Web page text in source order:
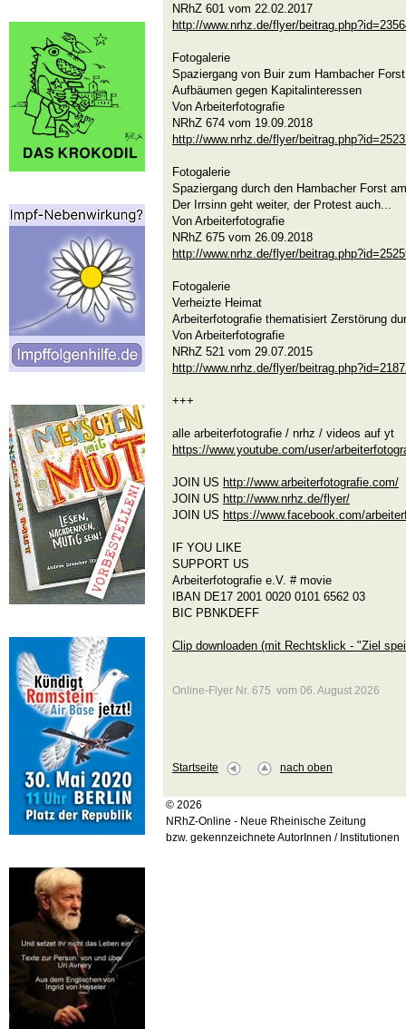
NRhZ 601 vom 22.02.2017
http://www.nrhz.de/flyer/
Fotogalerie
Spaziergang von Buir zum Hambacher
Aufbäumen gegen Kapitalinteressen
Von Arbeiterfotografie
NRhZ 674 vom 19.09.2018
http://www.nrhz.de/flyer/
Fotogalerie
Spaziergang durch den Hambacher Forst
Der Irrsinn geht weiter, der Protest auch...
Von Arbeiterfotografie
NRhZ 675 vom 26.09.2018
http://www.nrhz.de/flyer/
Fotogalerie
Verheizte Heimat
Arbeiterfotografie thematisiert Zerstörung
Von Arbeiterfotografie
NRhZ 521 vom 29.07.2015
http://www.nrhz.de/flyer/
+++
alle arbeiterfotografie / nrhz / videos auf yt
https://www.youtube.com/user/
JOIN US http://www.arbeiterfotografie.com/
JOIN US http://www.nrhz.de/flyer/
JOIN US https://www.facebook.com/
IF YOU LIKE
SUPPORT US
Arbeiterfotografie e.V. # movie
IBAN DE17 2001 0020 0101 6562 03
BIC PBNKDEFF
Clip downloaden (mit Rechtsklick - "Ziel
Online-Flyer Nr. 675 vom 06. August 2026
Startseite nach oben
© 2026
NRhZ-Online - Neue Rheinische Zeitung
bzw. gekennzeichnete AutorInnen / Institutionen